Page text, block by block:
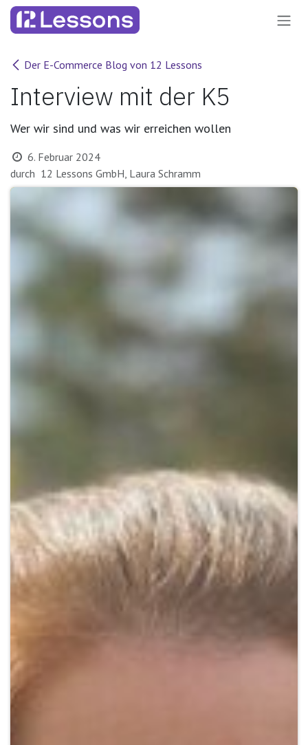
Zum Inhalt springen
Der E-Commerce Blog von 12 Lessons
Interview mit der K5
Wer wir sind und was wir erreichen wollen
6. Februar 2024
durch 12 Lessons GmbH, Laura Schramm